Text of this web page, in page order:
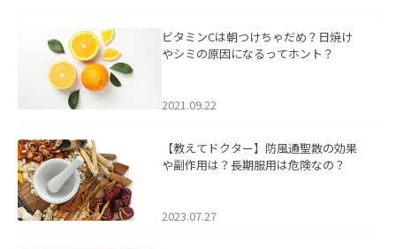
ビタミンCは朝つけちゃだめ？日焼け
やシミの原因になるってホント？
2021.09.22
【教えてドクター】防風通聖散の効果
や副作用は？長期服用は危険なの？
2023.07.27